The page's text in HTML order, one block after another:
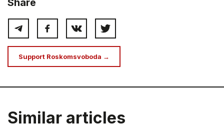
Share
Support Roskomsvoboda →
Similar articles